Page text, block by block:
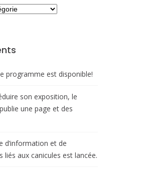
programme est disponible!
son exposition, le
une page et des
d’information et de
liés aux canicules est lancée.